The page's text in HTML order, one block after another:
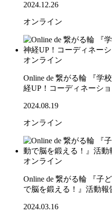
2024.12.26
オンライン
オンライン
Online de 繋がる輪 『学
経UP！コーディネーシ
2024.08.19
オンライン
オンライン
Online de 繋がる輪 『子
で脳を鍛える！』活動報
2024.03.16